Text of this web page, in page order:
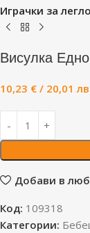
Играчки за
Висулка
10,23 € / 20,01
Добави в
Код: 109318
Категории: